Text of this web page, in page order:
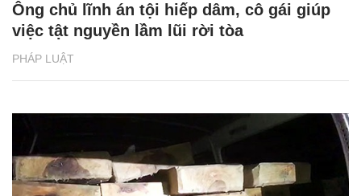
PHÁP LUẬT
Ông chủ lĩnh án tội hiếp dâm, cô gái giúp
việc tật nguyền lầm lũi rời tòa